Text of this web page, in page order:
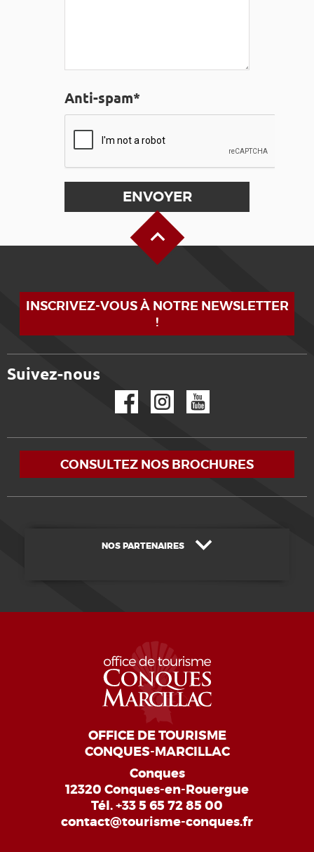
Anti-spam*
INSCRIVEZ-VOUS À NOTRE NEWSLETTER
!
Suivez-nous
CONSULTEZ NOS BROCHURES
NOS PARTENAIRES
OFFICE DE TOURISME
CONQUES-MARCILLAC
Conques
12320 Conques-en-Rouergue
Tél.+33 5 65 72 85 00
contact@tourisme-conques.fr